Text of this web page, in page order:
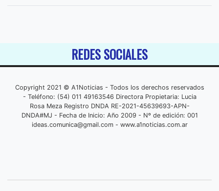
REDES SOCIALES
Copyright 2021 © A1Noticias - Todos los derechos reservados
- Teléfono: (54) 011 49163546 Directora Propietaria: Lucia
Rosa Meza Registro DNDA RE-2021-45639693-APN-
DNDA#MJ - Fecha de Inicio: Año 2009 - Nº de edición: 001
ideas.comunica@gmail.com- www.a1noticias.com.ar